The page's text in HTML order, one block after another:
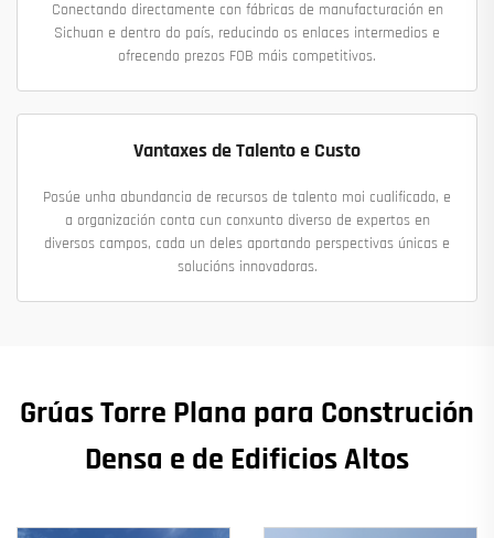
Conectando directamente con fábricas de manufacturación en
Sichuan e dentro do país, reducindo os enlaces intermedios e
ofrecendo prezos FOB máis competitivos.
Vantaxes de Talento e Custo
Posúe unha abundancia de recursos de talento moi cualificado, e
a organización conta cun conxunto diverso de expertos en
diversos campos, cada un deles aportando perspectivas únicas e
solucións innovadoras.
Grúas Torre Plana para Construción
Densa e de Edificios Altos